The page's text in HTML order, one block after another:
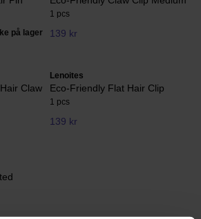
på lager
1 pcs
139 kr
Claw
Lenoites
Eco-Friendly Flat Hair Clip
1 pcs
139 kr